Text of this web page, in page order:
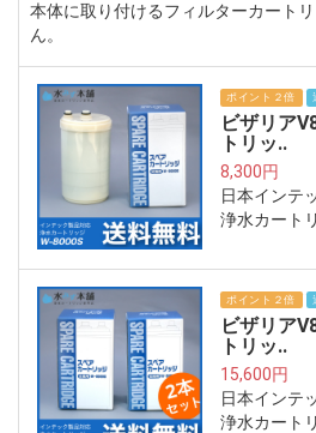
本体に取り付けるフィルターカート
ん。
ポイント２倍
ビザリア
トリッ..
8,300円
日本インテ
浄水カート
ポイント２倍
ビザリア
トリッ..
15,600円
日本インテ
浄水カート